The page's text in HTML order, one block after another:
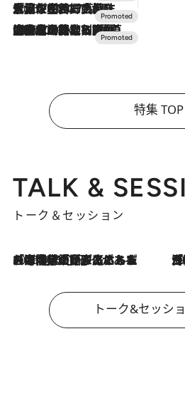
2026.7.17
「土佐和ハーブかき氷」がOMO7高知に登場！生姜、山椒、大葉など目にも舌にも涼を呼ぶ郷土の味
2026.7.10
NEW OPEN！【界 草津】名湯の地に誕生。趣の異なる2種の温泉と上州ならではの会席・蕎麦割烹など美食を味わう究極の癒やし旅
特集 TOP
TALK &
トーク＆セッション
2026.8.3
「今後値上げがあるとすれば…」「リスクがあるのは今年の冬」エネルギー専門家が語る、ホルムズ海峡封鎖が家庭にもたらす“ある心配” 「住宅建てられない
トーク&セッシ